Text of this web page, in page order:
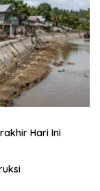
Hari Ini